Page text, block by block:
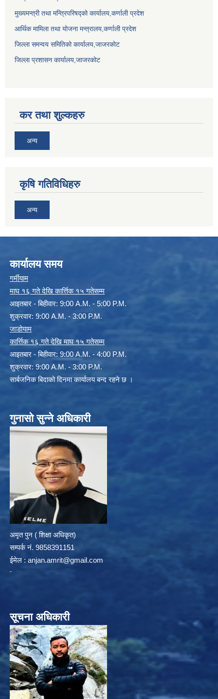
मुख्यमन्त्री तथा मन्त्रिपरिषद्को कार्यालय,कर्णाली प्रदेश
आर्थिक मामिला तथा योजना मन्त्रालय,कर्णाली प्रदेश
जिल्ला समन्वय समितिको कार्यालय,जाजरकाेट
जिल्ला प्रशासन कार्यालय,जाजरकोट
कर तथा शुल्कहरु
अन्य
कृषि गतिविधिहरु
अन्य
कार्यालय समय
गर्मीयाम
माघ १६ गते देखि कार्त्तिक १५ गतेसम्म
आइतबार - बिहीवार: 9:00 A.M. - 5:00 P.M.
शुक्रवार: 9:00 A.M. - 3:00 P.M.
जाडोयाम
कार्त्तिक १६ गते देखि माघ १५ गतेसम्म
आइतबार - बिहीवार: 9:00 A.M. - 4:00 P.M.
शुक्रवार: 9:00 A.M. - 3:00 P.M.
सार्बजनिक बिदाको दिनमा कार्यालय बन्द रहने छ ।
गुनासो सुन्ने अधिकारी
अमृत पुन ( शिक्षा अधिकृत)
सम्पर्क न‌ं. 9858391151
ईमेल : anjan.amrit@gmail.com
सूचना अधिकारी